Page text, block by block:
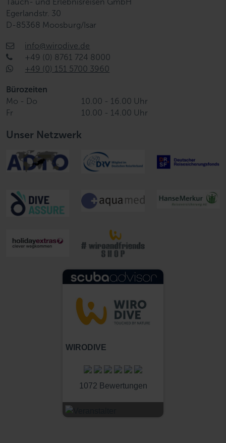
Egerlandstr. 30
D-85368 Moosburg/Isar
info@wirodive.de
+49 (0) 8761 724 8000
+49 (0) 151 5700 3960
Bürozeiten
Mo - Do
10.00 - 16.00 Uhr
Fr
10.00 - 14.00 Uhr
Unser Netzwerk
WIRODIVE
1072 Bewertungen